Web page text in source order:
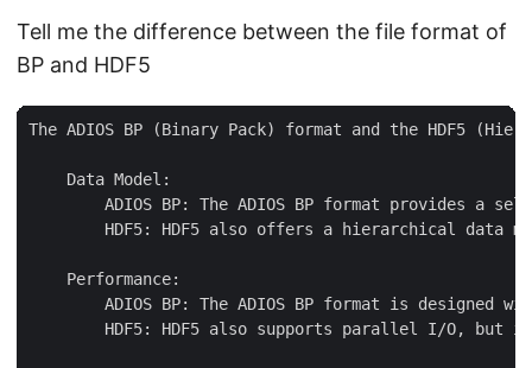
Tell me the difference between the file format of
BP and HDF5
The ADIOS BP (Binary Pack) format and the HDF5
    Data Model:
ADIOS BP: The ADIOS BP format provides a
HDF5: HDF5 also offers a hierarchical data
    Performance:
ADIOS BP: The ADIOS BP format is designed
HDF5: HDF5 also supports parallel I/O, but